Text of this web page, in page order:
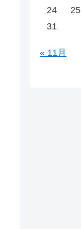
24
25
31
« 11月